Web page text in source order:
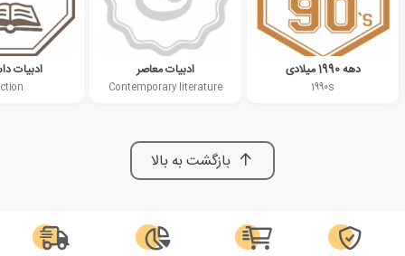
دهه 1990 میلادی
1990s
ادبیات معاصر
Contemporary literature
ادبیات
بازگشت به بالا